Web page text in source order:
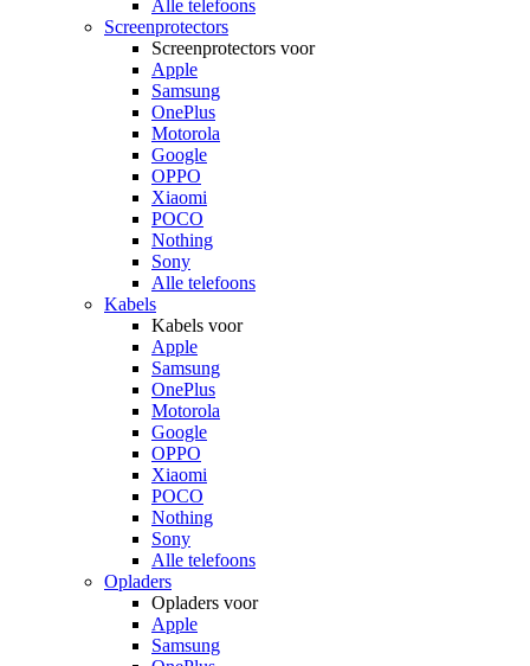
Alle telefoons
Screenprotectors
Screenprotectors voor
Apple
Samsung
OnePlus
Motorola
Google
OPPO
Xiaomi
POCO
Nothing
Sony
Alle telefoons
Kabels
Kabels voor
Apple
Samsung
OnePlus
Motorola
Google
OPPO
Xiaomi
POCO
Nothing
Sony
Alle telefoons
Opladers
Opladers voor
Apple
Samsung